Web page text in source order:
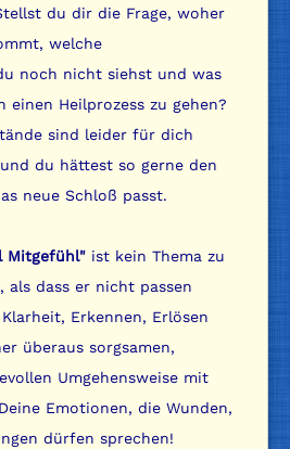
du dir die Frage, woher
welche
noch nicht siehst und was
einen Heilprozess zu gehen?
sind leider für dich
du hättest so gerne den
neue Schloß passt.
Mitgefühl" ist kein Thema zu
als dass er nicht passen
Erkennen, Erlösen
überaus sorgsamen,
Umgehensweise mit
Emotionen, die Wunden,
dürfen sprechen!